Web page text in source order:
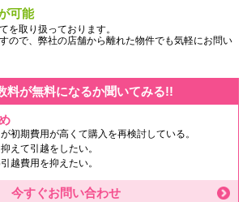
可能
を取り扱っております。
ので、弊社の店舗から離れた物件でも気軽にお問い
料が無料になるか聞いてみる!!
初期費用が高くて購入を再検討している。
えて引越をしたい。
越費用を抑えたい。
今すぐお問い合わせ